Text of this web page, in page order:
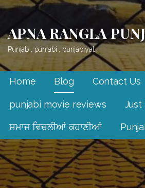
Skip
content
APNA RANGLA
Punjab , punjabi , punjabiyat.
Home Blog Contact Us
punjabi movie reviews Just
ਸਮਾਜ ਵਿਚਲੀਆਂ ਕਹਾਣੀਆਂ